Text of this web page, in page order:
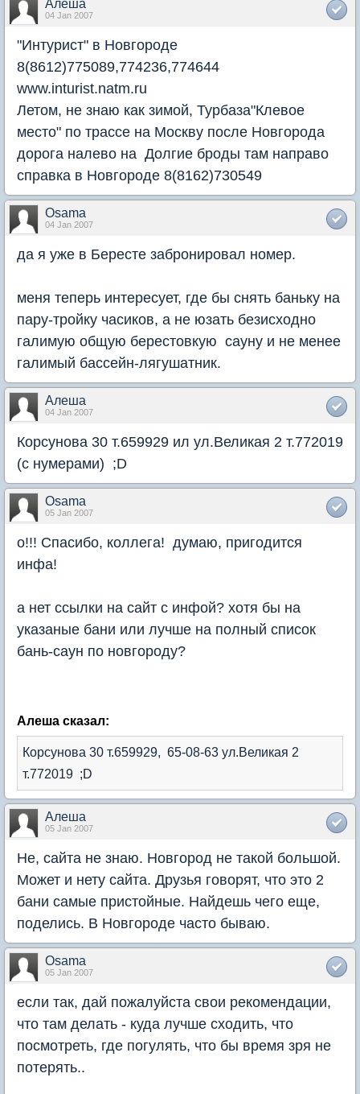
Алеша
04 Jan 2007
"Интурист" в Новгороде
8(8612)775089,774236,774644
www.inturist.natm.ru
Летом, не знаю как зимой, Турбаза"Клевое
место" по трассе на Москву после Новгорода
дорога налево на Долгие броды там направо
справка в Новгороде 8(8162)730549
Osama
04 Jan 2007
да я уже в Бересте забронировал номер.
меня теперь интересует, где бы снять баньку на
пару-тройку часиков, а не юзать безисходно
галимую общую берестовкую сауну и не менее
галимый бассейн-лягушатник.
Алеша
04 Jan 2007
Корсунова 30 т.659929 ил ул.Великая 2 т.772019
(с нумерами) ;D
Osama
05 Jan 2007
о!!! Спасибо, коллега! думаю, пригодится
инфа!
а нет ссылки на сайт с инфой? хотя бы на
указаные бани или лучше на полный список
бань-саун по новгороду?
Алеша сказал:
Корсунова 30 т.659929, 65-08-63 ул.Великая 2
т.772019 ;D
Алеша
05 Jan 2007
Не, сайта не знаю. Новгород не такой большой.
Может и нету сайта. Друзья говорят, что это 2
бани самые пристойные. Найдешь чего еще,
поделись. В Новгороде часто бываю.
Osama
05 Jan 2007
если так, дай пожалуйста свои рекомендации,
что там делать - куда лучше сходить, что
посмотреть, где погулять, что бы время зря не
потерять..